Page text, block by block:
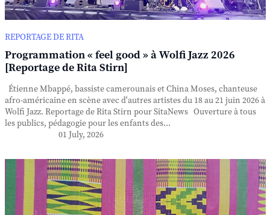
REPORTAGE DE RITA
Programmation « feel good » à Wolfi Jazz 2026
[Reportage de Rita Stirn]
Étienne Mbappé, bassiste camerounais et China Moses, chanteuse
afro-américaine en scène avec d'autres artistes du 18 au 21 juin 2026 à
Wolfi Jazz. Reportage de Rita Stirn pour SitaNews Ouverture à tous
les publics, pédagogie pour les enfants des...
01 July, 2026